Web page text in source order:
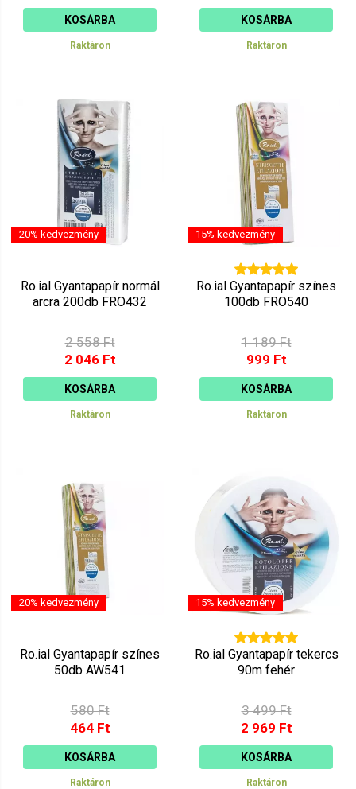
KOSÁRBA
Raktáron
KOSÁRBA
Raktáron
20% kedvezmény
Ro.ial Gyantapapír normál
arcra 200db FRO432
2 558 Ft
2 046 Ft
KOSÁRBA
Raktáron
15% kedvezmény
Ro.ial Gyantapapír színes
100db FRO540
1 189 Ft
999 Ft
KOSÁRBA
Raktáron
20% kedvezmény
Ro.ial Gyantapapír színes
50db AW541
580 Ft
464 Ft
KOSÁRBA
Raktáron
15% kedvezmény
Ro.ial Gyantapapír tekercs
90m fehér
3 499 Ft
2 969 Ft
KOSÁRBA
Raktáron